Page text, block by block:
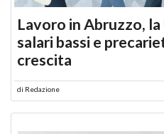
Lavoro in Abruzzo,
salari bassi e
crescita
di Redazione